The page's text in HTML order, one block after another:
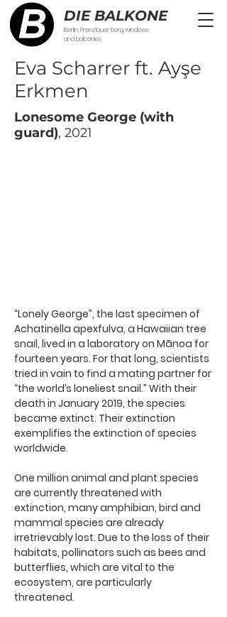
DIE BALKONE
Berlin, Prenzlauer Berg windows
and balconies
Eva Scharrer ft. Ayşe
Erkmen
Lonesome George (with
guard), 2021
“Lonely George”, the last specimen of
Achatinella apexfulva, a Hawaiian tree
snail, lived in a laboratory on Mānoa for
fourteen years. For that long, scientists
tried in vain to find a mating partner for
“the world’s loneliest snail.” With their
death in January 2019, the species
became extinct. Their extinction
exemplifies the extinction of species
worldwide.
One million animal and plant species
are currently threatened with
extinction, many amphibian, bird and
mammal species are already
irretrievably lost. Due to the loss of their
habitats, pollinators such as bees and
butterflies, which are vital to the
ecosystem, are particularly
threatened.